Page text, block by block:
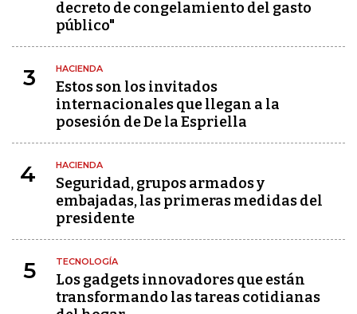
decreto de congelamiento del gasto
público"
3 HACIENDA
Estos son los invitados
internacionales que llegan a la
posesión de De la Espriella
4 HACIENDA
Seguridad, grupos armados y
embajadas, las primeras medidas del
presidente
5 TECNOLOGÍA
Los gadgets innovadores que están
transformando las tareas cotidianas